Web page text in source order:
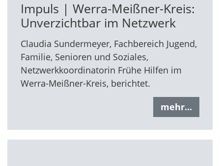
Impuls | Werra-Meißner-Kreis:
Unverzichtbar im Netzwerk
Claudia Sundermeyer, Fachbereich Jugend,
Familie, Senioren und Soziales,
Netzwerkkoordinatorin Frühe Hilfen im
Werra-Meißner-Kreis, berichtet.
mehr...